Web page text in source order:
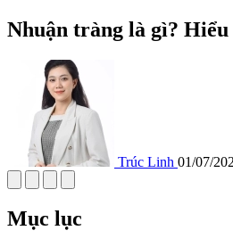
Nhuận tràng là gì?
Trúc Linh 01/07/
Mục lục